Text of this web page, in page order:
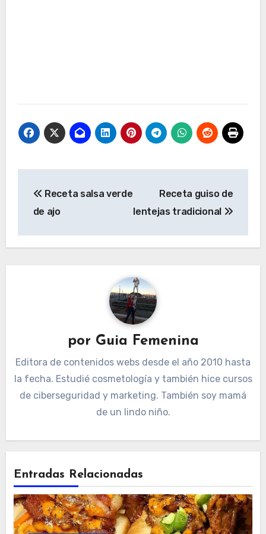
de
Receta salsa verde
de ajo
Receta guiso de
lentejas tradicional
por Guia Femenina
Editora de contenidos webs desde el año 2010 hasta
la fecha. Estudié cosmetología y también hice cursos
de ciberseguridad y marketing. También soy mamá
de un lindo niño.
Entradas Relacionadas